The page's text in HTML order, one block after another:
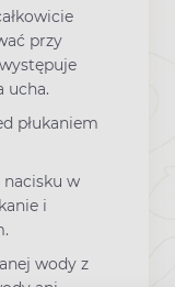
przy
ucha.
płukaniem
nacisku w
i
wody z